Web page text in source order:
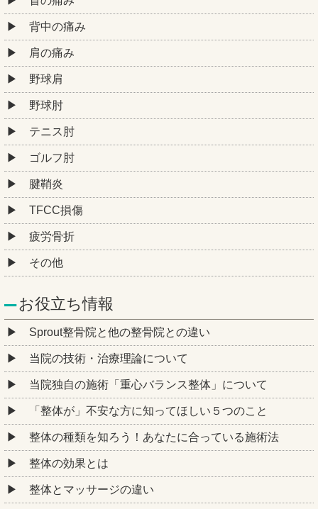
背中の痛み
肩の痛み
野球肩
野球肘
テニス肘
ゴルフ肘
腱鞘炎
TFCC損傷
疲労骨折
その他
お役立ち情報
Sprout整骨院と他の整骨院との違い
当院の技術・治療理論について
当院独自の施術「重心バランス整体」について
「整体が」不安な方に知ってほしい５つのこと
整体の種類を知ろう！あなたに合っている施術法
整体の効果とは
整体とマッサージの違い